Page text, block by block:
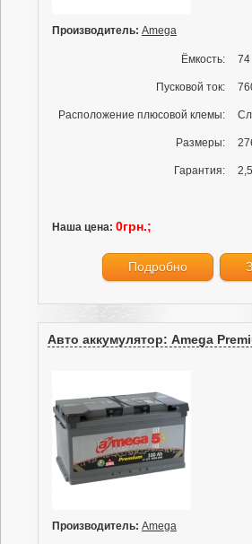
Производитель: Amega
Ёмкость: 74
Пусковой ток:
Расположение плюсовой клемы:
Размеры:
Гарантия:
Наша цена: 0грн.;
Подробно
Авто аккумулятор: Amega
Производитель: Amega